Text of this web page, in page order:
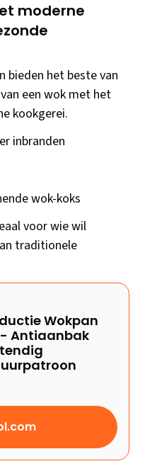
moderne
bieden het beste van
een wok met het
kookgerei.
inbranden
wok-koks
voor wie wil
traditionele
Wokpan
Antiaanbak